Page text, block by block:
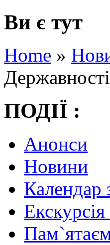
Ви є тут
Home »
ПОДІЇ :
Анонси
Новини
Календар